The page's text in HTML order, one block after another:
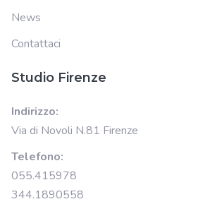
News
Contattaci
Studio Firenze
Indirizzo:
Via di Novoli N.81 Firenze
Telefono:
055.415978
344.1890558